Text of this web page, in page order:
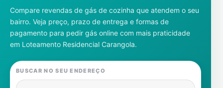
Cadastre-se
Gás
Compare revendas de gás de cozinha que atendem o seu
bairro. Veja preço, prazo de entrega e formas de
pagamento para pedir gás online com mais praticidade
em Loteamento Residencial Carangola.
BUSCAR NO SEU ENDEREÇO